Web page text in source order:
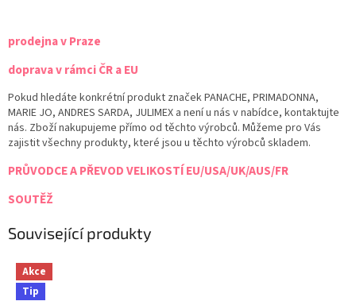
prodejna v Praze
doprava v rámci ČR a EU
Pokud hledáte konkrétní produkt značek PANACHE, PRIMADONNA,
MARIE JO, ANDRES SARDA, JULIMEX a není u nás v nabídce, kontaktujte
nás. Zboží nakupujeme přímo od těchto výrobců. Můžeme pro Vás
zajistit všechny produkty, které jsou u těchto výrobců skladem.
PRŮVODCE A PŘEVOD VELIKOSTÍ EU/USA/UK/AUS/FR
SOUTĚŽ
Související produkty
Akce
Tip